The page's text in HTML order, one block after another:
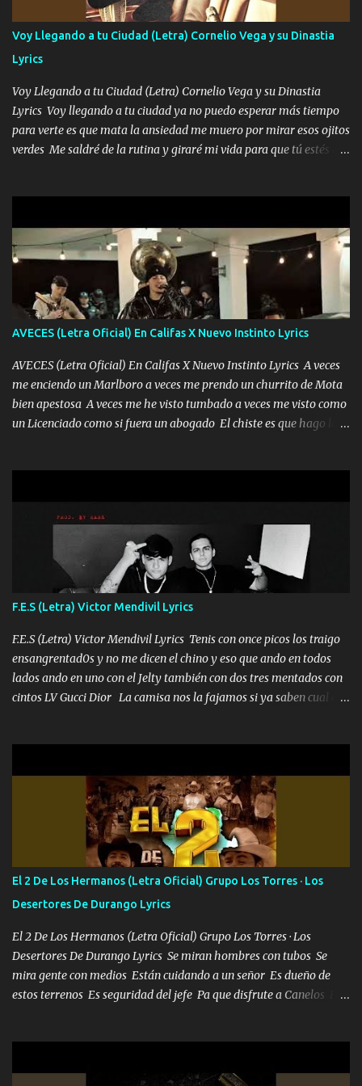
quiero contigo que seas dichosa al estar conmigo Y ya borracho
contéstame la llamada pa dedicarte unas bonitas palabras así
borracho me animo a decirte todo y puedo describirlo mucho que
me encantes Decirte que me siento muy feliz y emocionado por
tenerte aquí espero que quiera...
Voy Llegando a tu Ciudad (Letra) Cornelio Vega y su Dinastia
Lyrics
Voy Llegando a tu Ciudad (Letra) Cornelio Vega y su Dinastia
Lyrics Voy llegando a tu ciudad ya no puedo esperar más tiempo
para verte es que mata la ansiedad me muero por mirar esos ojitos
verdes Me saldré de la rutina y giraré mi vida para que tú estés en
solo yo tendre el candado 🔒 del amor ❤️ Música Mil y un besos
para dar ya estando en tu ciudad no habrá quien lo detenga si las
copas van de más vayamos a un lugar y cerremos las puertas
Entre alcohol y besos se va incrementado el Fuego en esa
habitación ya no mires más el reloj Única por donde vas me curas
tú mi mal moviendo tu silueta no hay otra que te sea igual te ves
tan especial por eso es que me tientas Aquí estoy no dejaré que se
te acerque nadie porque solo yo tendre el candado 🔒 del a...
AVECES (Letra Oficial) En Califas X Nuevo Instinto Lyrics
AVECES (Letra Oficial) En Califas X Nuevo Instinto Lyrics A veces
me enciendo un Marlboro a veces me prendo un churrito de Mota
bien apestosa A veces me he visto tumbado a veces me visto como
un Licenciado como si fuera un abogado El chiste es que hago lo
corriente no quieren verte subir de level trucha mis plebes Música
A veces me pongo un sombrero a veces me ven la cachucha de lado
con la mirada siempre en alto A veces me fajó una super o a veces
me fajó una Glock siempre armado todas las generaciones yo
traigo El chiste es que hago lo que quiero pues así soy me mandó
yo tengo el control a todos yo les paro el dedo soy hocicon un
malcriado un malandrón Que Les importa no saben nada falsas
las risas las que me miran hay gente corriente no quieren ve...
F.E.S (Letra) Victor Mendivil Lyrics
F.E.S (Letra) Victor Mendivil Lyrics Tenis con once picos los traigo
ensangrentad0s y no me dicen el chino y eso que ando en todos
lados ando en uno con el Jelty también con dos tres mentados con
cintos LV Gucci Dior La camisa nos la fajamos si ya saben cual es
estándares 110 mil records de pistas no me falta mucho para
verme en las revistas Ya pasé Italia Japón Madrid Milán y también
Francia ropa de 100.000 bolas Louis vuitton es mi fragancia
repleta de presidentes la bolsa estoy en mi pic si no se han dado
cuenta chequeen gráficas del kitch
El 2 De Los Hermanos (Letra Oficial) Grupo Los Torres · Los
Desertores De Durango Lyrics
El 2 De Los Hermanos (Letra Oficial) Grupo Los Torres · Los
Desertores De Durango Lyrics Se miran hombres con tubos Se
mira gente con medios Están cuidando a un señor Es dueño de
estos terrenos Es seguridad del jefe Pa que disfrute a Canelos Es
ni tampoco las mujeres porque es platica de grandes por eso hay